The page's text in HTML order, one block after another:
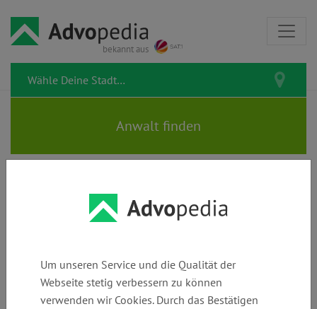
bekannt aus
Rechtsanwalt JOACHIM
Sozial- & Medizinrecht
Um unseren Service und die Qualität der
Webseite stetig verbessern zu können
verwenden wir Cookies. Durch das Bestätigen